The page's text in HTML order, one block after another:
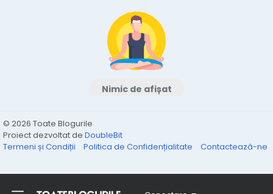
Nimic de afișat
© 2026 Toate Blogurile
Proiect dezvoltat de DoubleBit
Termeni și Condiții
Politica de Confidențialitate Contactează-ne